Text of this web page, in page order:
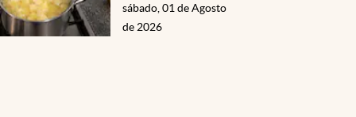
sábado, 01 de Agosto
de 2026